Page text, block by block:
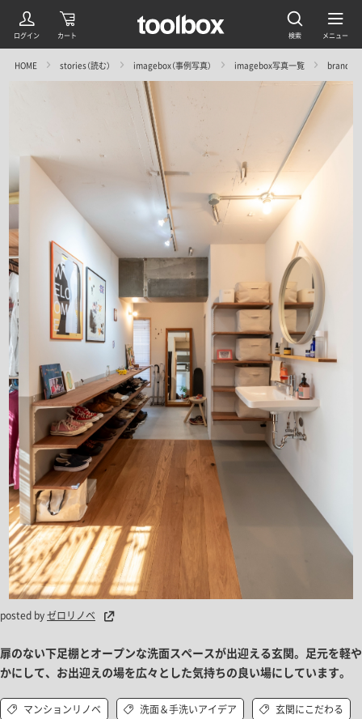
HOME stories（読む） imagebox（事例写真） imagebox写真一覧
posted byゼロリノベ
扉のない下足棚とオープンな洗面スペースが出迎える玄関。足元を軽や
かにして、お出迎えの場を広々とした気持ちの良い場にしています。
マンションリノベ 洗面＆手洗いアイデア 玄関にこだわる